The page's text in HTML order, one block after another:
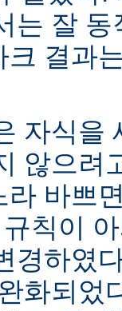
는 잘
크 결과
자식을
않으려
바쁘
칙이
경하였
화되었